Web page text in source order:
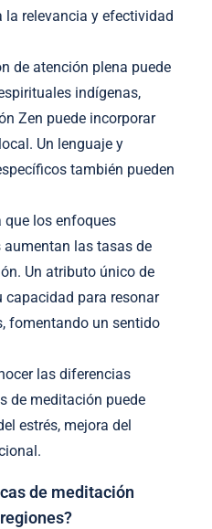
relevancia y efectividad
de atención plena puede
indígenas,
Zen puede incorporar
Un lenguaje y
también pueden
los enfoques
las tasas de
Un atributo único de
capacidad para resonar
fomentando un sentido
las diferencias
de meditación puede
estrés, mejora del
de meditación